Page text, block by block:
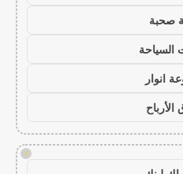
صحبة
السياحة
انوار
!